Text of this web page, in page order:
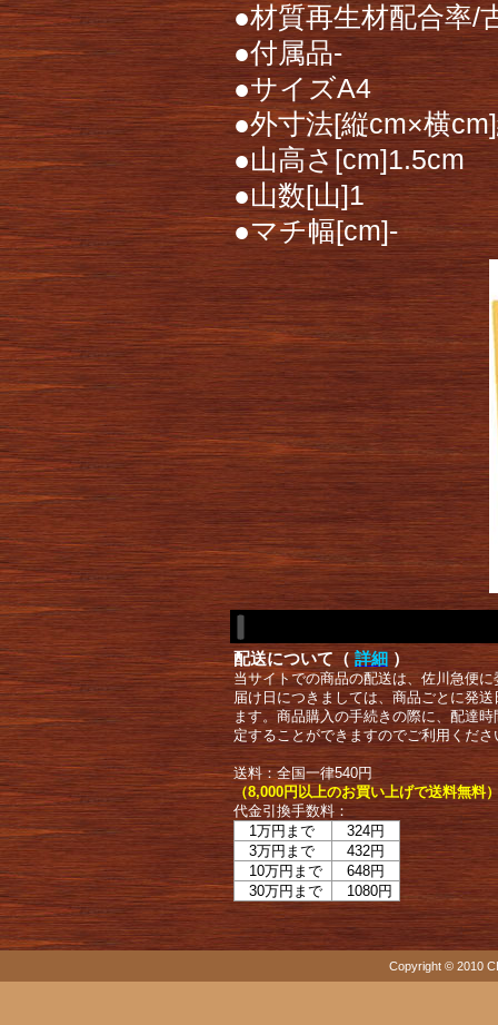
●材質再生材配合率/
●付属品-
●サイズA4
●外寸法[縦cm×横
●山高さ[cm]1.5cm
●山数[山]1
●マチ幅[cm]-
配送について（ 詳細 ）
当サイトでの商品の配送は、佐川急便
届け日につきましては、商品ごとに発
ます。商品購入の手続きの際に、配達
定することができますのでご利用くださ
送料：全国一律540円
（8,000円以上のお買い上げで送料無料
代金引換手数料：
1万円まで
324円
3万円まで
432円
10万円まで
648円
30万円まで
1080円
Copyright © 2010